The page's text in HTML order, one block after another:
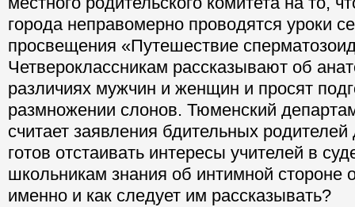
города неправомерно проводятся уроки
просвещения «Путешествие
Четвероклассникам рассказывают об
различиях мужчин и женщин и просят
размножении слонов. Тюменский
считает заявления бдительных
готов отстаивать интересы учителей в
школьникам знания об интимной стороне
именно и как следует им рассказывать?